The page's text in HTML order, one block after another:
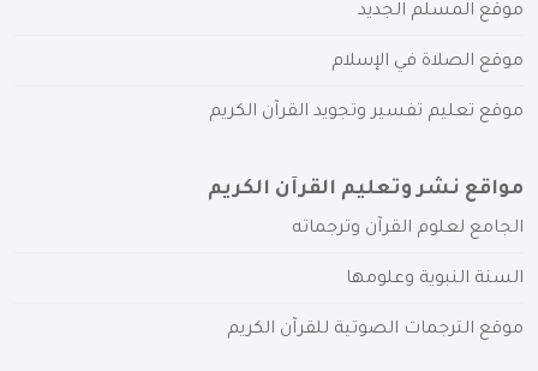
موقع المسلم الجديد
موقع الصلاة في الإسلام
موقع تعليم تفسير وتجويد القرآن الكريم
مواقع نشر وتعليم القرآن الكريم
الجامع لعلوم القرآن وترجماته
السنة النبوية وعلومها
موقع الترجمات الصوتية للقرآن الكريم